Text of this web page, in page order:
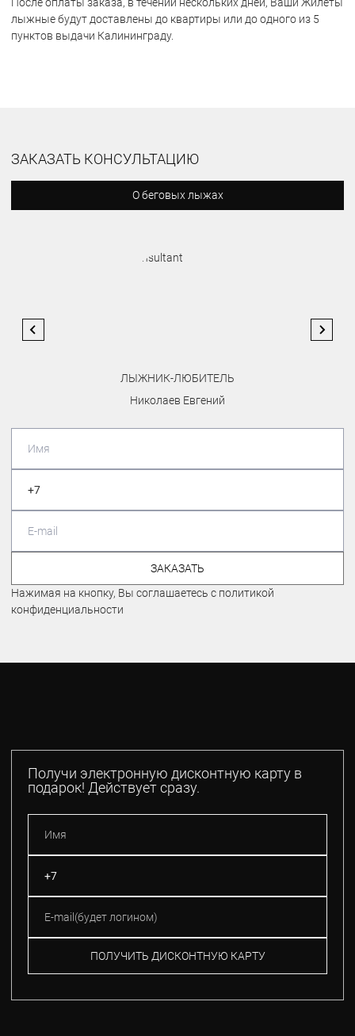
лыжные будут доставлены до квартиры или до одного из 5
пунктов выдачи Калининграду.
ЗАКАЗАТЬ КОНСУЛЬТАЦИЮ
О беговых лыжах
ЛЫЖНИК-ЛЮБИТЕЛЬ
Николаев Евгений
ЗАКАЗАТЬ
Нажимая на кнопку, Вы соглашаетесь с политикой
конфиденциальности
Получи электронную дисконтную карту в
подарок! Действует сразу.
ПОЛУЧИТЬ ДИСКОНТНУЮ КАРТУ